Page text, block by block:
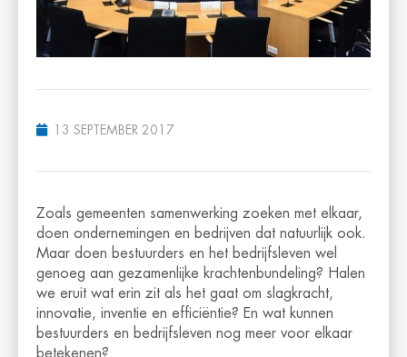
13 SEPTEMBER 2017
Zoals gemeenten samenwerking zoeken met elkaar,
doen ondernemingen en bedrijven dat natuurlijk ook.
Maar doen bestuurders en het bedrijfsleven wel
genoeg aan gezamenlijke krachtenbundeling? Halen
we eruit wat erin zit als het gaat om slagkracht,
innovatie, inventie en efficiëntie? En wat kunnen
bestuurders en bedrijfsleven nog meer voor elkaar
betekenen?